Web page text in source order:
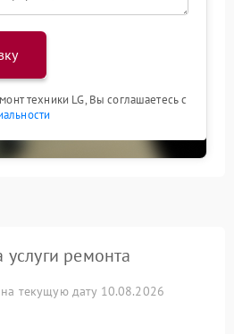
техники LG, Вы соглашаетесь с
ремонта
текущую дату 10.08.2026